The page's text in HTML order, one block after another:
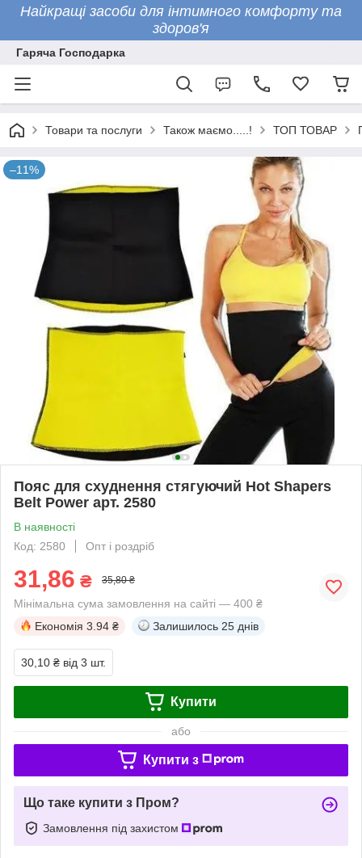
Найкращі засоби для інтимного комфорту та
здоров'я
Гаряча Господарка
Товари та послуги Також маємо.....! ТОП ТОВАР
–11%
Пояс для схуднення стягуючий Hot Shapers
Belt Power арт. 2580
В наявності
Код: 2580
Опт і роздріб
31,86 ₴ 35,80 ₴
Мінімальна сума замовлення на сайті — 400 ₴
Економія 3.94 ₴ Залишилось 25 днів
30,10 ₴ від 3 шт.
Купити
або
Купити з
Що таке купити з Пром?
Замовлення під захистом